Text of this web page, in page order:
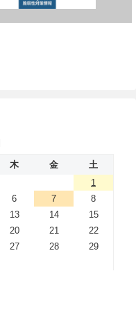
木 金
土
1
6 7
8
13 14
15
20 21
22
27 28
29